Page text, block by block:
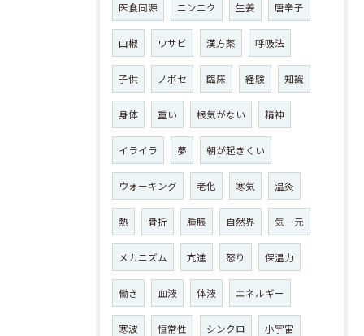
医食同源 ニンニク 生姜 唐辛子
山椒 ワサビ 漢方薬 呼吸法
子供 ノボセ 臨床 経験 知識
身体 重い 根気がない 精神
イライラ 夢 朝が起きくい
ウォーキング 老化 寒気 温灸
熱 骨折 腫脹 自然界 気一元
メカニズム 亢進 怒り 保温力
働き 血液 体液 エネルギー
寒波 恒常性 シンクロ 小宇宙